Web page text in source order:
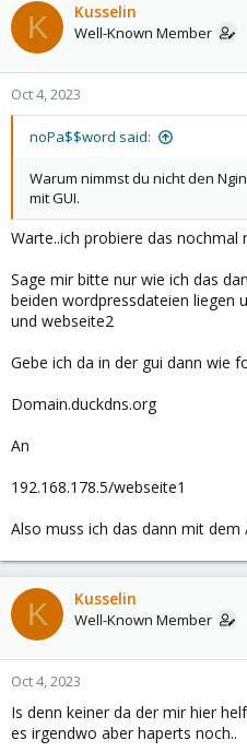
K Kusselin
Well-Known Member
Oct 4, 2023
noPa$$word said:
Warum nimmst du nicht den
mit GUI.
Warte..ich probiere das nochmal
Sage mir bitte nur wie ich das
beiden wordpressdateien liegen
und webseite2
Gebe ich da in der gui dann wie
Domain.duckdns.org
An
192.168.178.5/webseite1
Also muss ich das dann mit dem
K Kusselin
Well-Known Member
Oct 4, 2023
Is denn keiner da der mir hier
es irgendwo aber haperts noch..